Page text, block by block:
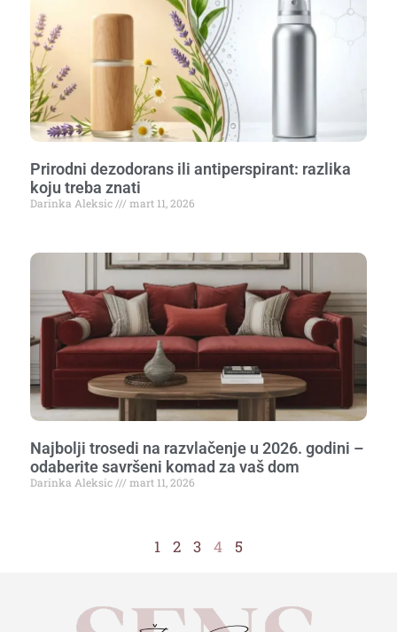
Prirodni dezodorans ili antiperspirant: razlika
koju treba znati
Darinka Aleksic mart 11, 2026
Najbolji trosedi na razvlačenje u 2026. godini –
odaberite savršeni komad za vaš dom
Darinka Aleksic mart 11, 2026
1 2 3 4 5